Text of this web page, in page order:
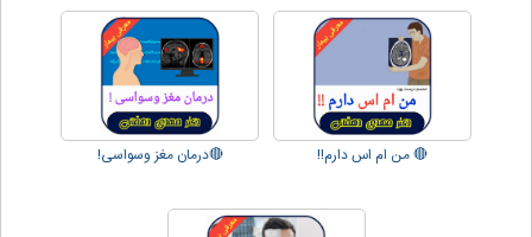
🔴 من ام اس دارم!! 🔴درمان مغز وسواسی!